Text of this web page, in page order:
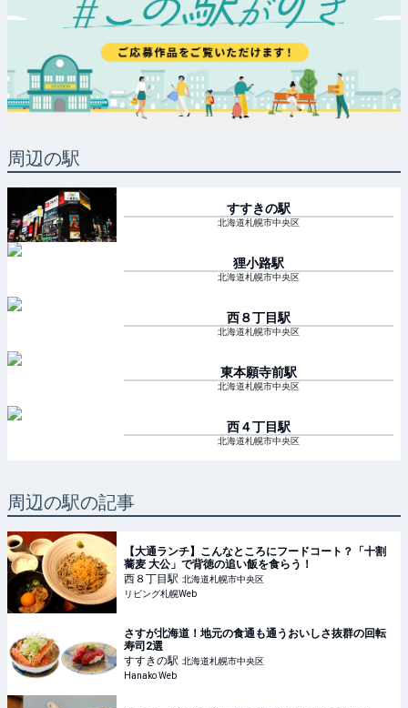
周辺の駅
すすきの駅
北海道札幌市中央区
狸小路駅
北海道札幌市中央区
西８丁目駅
北海道札幌市中央区
東本願寺前駅
北海道札幌市中央区
西４丁目駅
北海道札幌市中央区
周辺の駅の記事
【大通ランチ】こんなところにフードコート？「十割
蕎麦 大公」で背徳の追い飯を食らう！
西８丁目駅 北海道札幌市中央区
リビング札幌Web
さすが北海道！地元の食通も通うおいしさ抜群の回転
寿司2選
すすきの駅 北海道札幌市中央区
Hanako Web